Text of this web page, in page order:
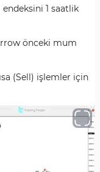
endeksini 1 saatlik
önceki mum
(Sell) işlemler için